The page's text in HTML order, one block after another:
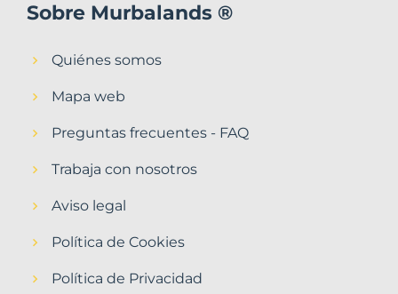
Sobre Murbalands ®
Quiénes somos
Mapa web
Preguntas frecuentes - FAQ
Trabaja con nosotros
Aviso legal
Política de Cookies
Política de Privacidad